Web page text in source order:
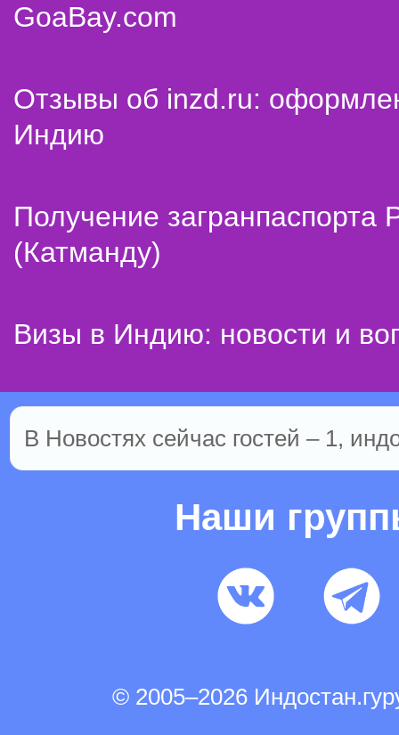
GoaBay.com
Отзывы об inzd.ru:
Индию
Получение
(Катманду)
Визы в Индию: новости и
В Новостях сейчас гостей – 1,
Наши
© 2005–2026